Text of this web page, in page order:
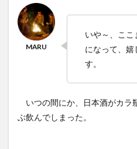
いや～、ここ
になって、
す。
いつの間にか、日本酒がカラ
ぶ飲んでしまった。